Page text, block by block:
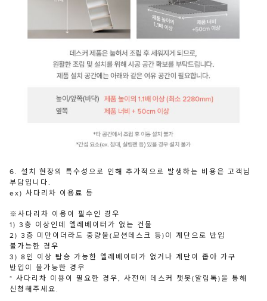
6. 설치 현장의 특수성으로 인해 추가적으로 발생하는 비용은 고객님
부담입니다.
ex) 사다리차 이용료 등
※사다리차 이용이 필수인 경우
1) 3층 이상인데 엘레베이터가 없는 건물
2) 3층 미만이더라도 중량물(모션데스크 등)이 계단으로 반입
불가능한 경우
3) 8인 이상 탑승 가능한 엘레베이터가 없거나 계단이 좁아 가구
반입이 불가능한 경우
* 사다리차 이용이 필요한 경우, 사전에 데스커 챗봇(알림톡)을 통해
신청해주세요.